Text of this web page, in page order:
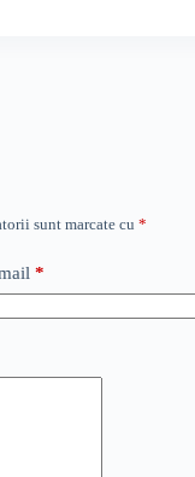
sunt marcate cu *
*